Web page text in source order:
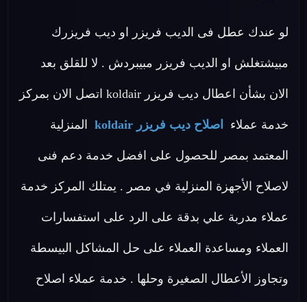
لو عندك عطل فى الديب فريزر او ديب فريزرك
مبيشتغلش او الديب فريزر مبيبردش . لا للقلق بعد
الان بشأن اعطال ديب فريزر koldair اتصل الان بمركز
خدمة عملاء اصلاح ديب فريزر koldair المنزلية
المعتمد بمصر للحصول على افضل خدمة دعم فنى
لاصلاح الأجهزة المنزلية في مصر . يمتلك المركز خدمة
عملاء مدربة علي بدقة على الرد على استفسارات
العملاء ومساعدة العملاء على حل المشاكل البيسطة
وتجاوز الأعطال الصغيرة وحلها . خدمة عملاء اصلاح